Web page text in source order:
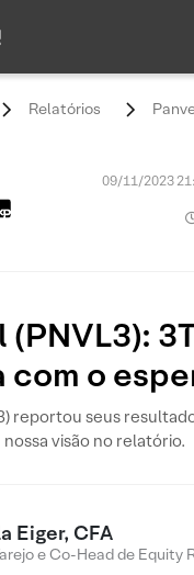
Relatórios
09/11/2023
(PNVL3):
com o
reportou seus
nossa visão no relatório.
Eiger, CFA
e Co-Head de Equity